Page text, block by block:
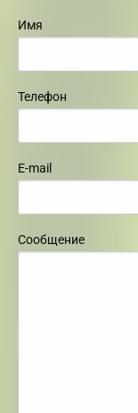
Имя
Телефон
E-mail
Сообщение